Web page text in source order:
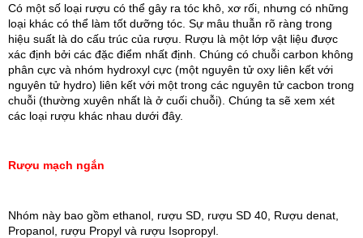
Có một số loại rượu có thể gây ra tóc khô, xơ rối, nhưng có những
loại khác có thể làm tốt dưỡng tóc. Sự mâu thuẫn rõ ràng trong
hiệu suất là do cấu trúc của rượu. Rượu là một lớp vật liệu được
xác định bởi các đặc điểm nhất định. Chúng có chuỗi carbon không
phân cực và nhóm hydroxyl cực (một nguyên tử oxy liên kết với
nguyên tử hydro) liên kết với một trong các nguyên tử cacbon trong
chuỗi (thường xuyên nhất là ở cuối chuỗi). Chúng ta sẽ xem xét
các loại rượu khác nhau dưới đây.
Rượu mạch ngắn
Nhóm này bao gồm ethanol, rượu SD, rượu SD 40, Rượu denat,
Propanol, rượu Propyl và rượu Isopropyl.